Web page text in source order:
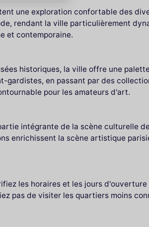
une exploration confortable des
rendant la ville particulièrement
et contemporaine.
historiques, la ville offre une palette
gardistes, en passant par des
pour les amateurs d'art.
intégrante de la scène culturelle
enrichissent la scène artistique
les horaires et les jours
pas de visiter les quartiers moins